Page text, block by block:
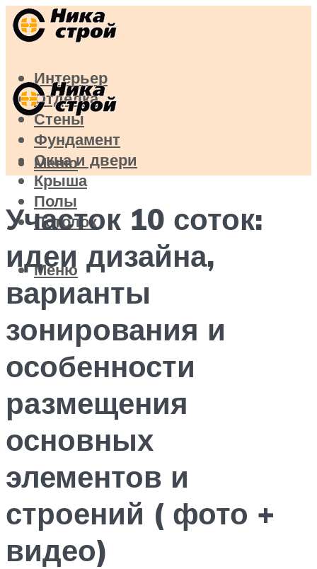
Интерьер
Отделка
Стены
Фундамент
Окна и двери
Крыша
Полы
Потолок
Меню
Меню
Участок 10 соток:
идеи дизайна,
варианты
зонирования и
особенности
размещения
основных
элементов и
строений ( фото +
видео)